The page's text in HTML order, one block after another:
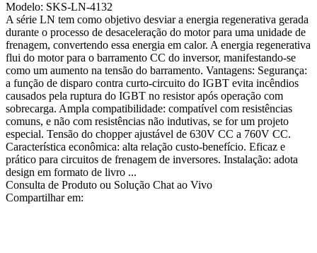
Modelo: SKS-LN-4132
A série LN tem como objetivo desviar a energia regenerativa gerada
durante o processo de desaceleração do motor para uma unidade de
frenagem, convertendo essa energia em calor. A energia regenerativa
flui do motor para o barramento CC do inversor, manifestando-se
como um aumento na tensão do barramento. Vantagens: Segurança:
a função de disparo contra curto-circuito do IGBT evita incêndios
causados pela ruptura do IGBT no resistor após operação com
sobrecarga. Ampla compatibilidade: compatível com resistências
comuns, e não com resistências não indutivas, se for um projeto
especial. Tensão do chopper ajustável de 630V CC a 760V CC.
Característica econômica: alta relação custo-benefício. Eficaz e
prático para circuitos de frenagem de inversores. Instalação: adota
design em formato de livro ...
Consulta de Produto ou Solução Chat ao Vivo
Compartilhar em: